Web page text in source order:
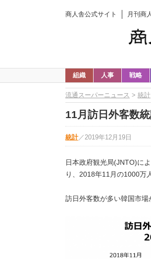
商人舎公式サイト 月刊商
組織 人事 戦略
流通スーパーニュース > 統計
11月訪日外客数
統計 ／ 2019年12月19日
日本政府観光局(JNTO)に
り、 2018年11 月の1000万
訪日外客数が多い韓国市場